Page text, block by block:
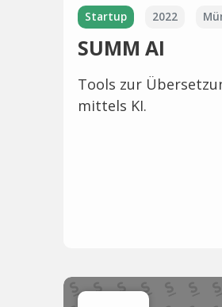
Startup 2022
SUMM AI
Tools zur
mittels KI.